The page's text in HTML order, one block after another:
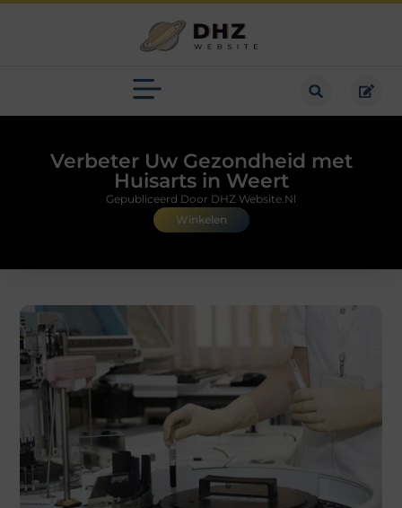
Verbeter Uw Gezondheid met
Huisarts in Weert
Winkelen
Gepubliceerd Door DHZ Website.nl